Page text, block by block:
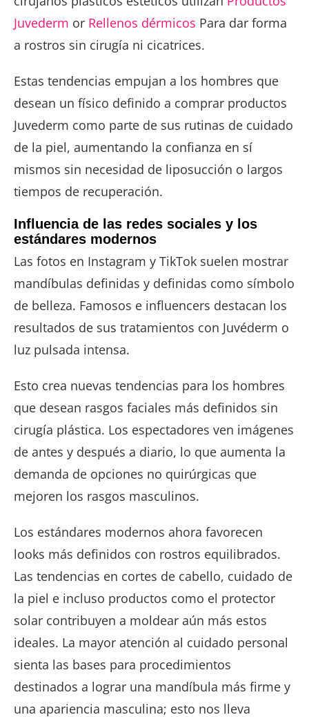
Juvederm or Rellenos dérmicos Para dar forma
a rostros sin cirugía ni cicatrices.
Estas tendencias empujan a los hombres que
desean un físico definido a comprar productos
Juvederm como parte de sus rutinas de cuidado
de la piel, aumentando la confianza en sí
mismos sin necesidad de liposucción o largos
tiempos de recuperación.
Influencia de las redes sociales y los
estándares modernos
Las fotos en Instagram y TikTok suelen mostrar
mandíbulas definidas y definidas como símbolo
de belleza. Famosos e influencers destacan los
resultados de sus tratamientos con Juvéderm o
luz pulsada intensa.
Esto crea nuevas tendencias para los hombres
que desean rasgos faciales más definidos sin
cirugía plástica. Los espectadores ven imágenes
de antes y después a diario, lo que aumenta la
demanda de opciones no quirúrgicas que
mejoren los rasgos masculinos.
Los estándares modernos ahora favorecen
looks más definidos con rostros equilibrados.
Las tendencias en cortes de cabello, cuidado de
la piel e incluso productos como el protector
solar contribuyen a moldear aún más estos
ideales. La mayor atención al cuidado personal
sienta las bases para procedimientos
destinados a lograr una mandíbula más firme y
una apariencia masculina; esto nos lleva